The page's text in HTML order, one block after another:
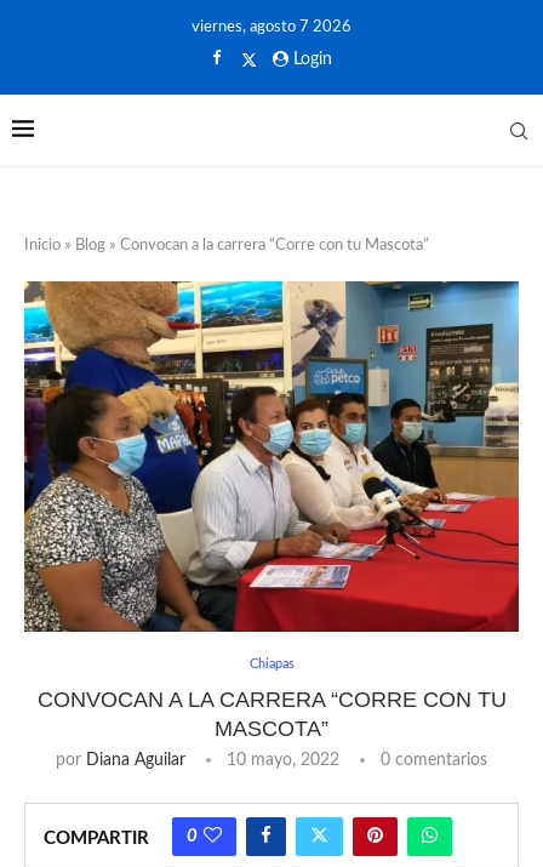
viernes, agosto 7 2026
Login
Inicio » Blog » Convocan a la carrera “Corre con tu Mascota”
Chiapas
CONVOCAN A LA CARRERA “CORRE CON TU
MASCOTA”
por Diana Aguilar 10 mayo, 2022 0 comentarios
COMPARTIR 0